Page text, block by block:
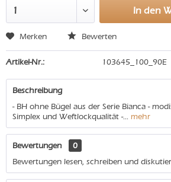
In den
Merken Bewerten
Artikel-Nr.: 103645_100_90E
Beschreibung
- BH ohne Bügel aus der Serie Bianca -
Simplex und Weftlockqualität -... mehr
Bewertungen
0
Bewertungen lesen, schreiben und